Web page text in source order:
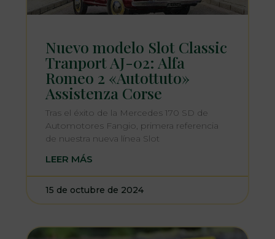
Nuevo modelo Slot Classic
Tranport AJ-02: Alfa
Romeo 2 «Autottuto»
Assistenza Corse
Tras el éxito de la Mercedes 170 SD de
Automotores Fangio, primera referencia
de nuestra nueva línea Slot
LEER MÁS
15 de octubre de 2024